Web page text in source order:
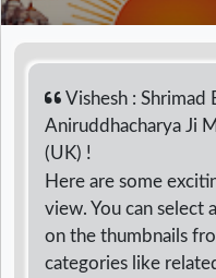
Vishesh : Shrimad
Aniruddhacharya Ji
(UK) !
Here are some
view. You can select
on the thumbnails
categories like